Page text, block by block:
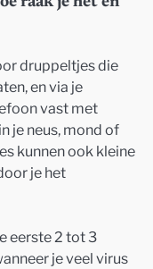
druppeltjes die
en via je
vast met
je neus, mond of
kunnen ook kleine
je het
eerste 2 tot 3
je veel virus